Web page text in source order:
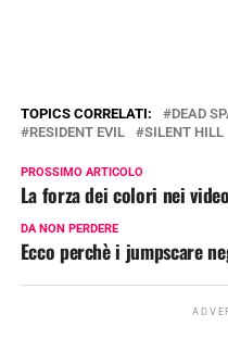
TOPICS CORRELATI: DEAD
RESIDENT EVIL
SILENT HILL
PROSSIMO ARTICOLO
La forza dei colori nei
DA NON PERDERE
Ecco perchè i jumpscare